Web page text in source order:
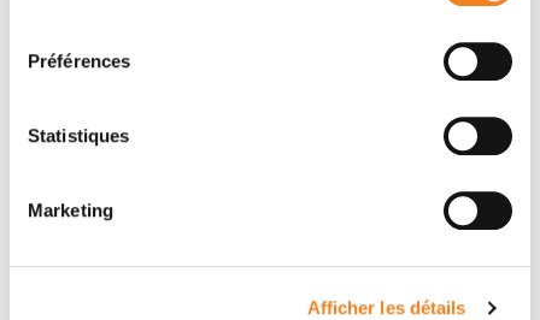
Préférences
Statistiques
Marketing
Afficher les détails